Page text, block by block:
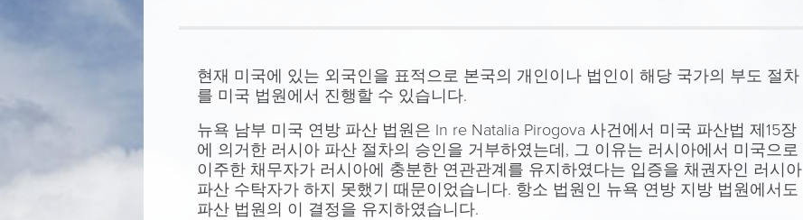
현재 미국에 있는 외국인을 표적으로 본국의 개인이나 법인이 해당 국가의 부도 절차
를 미국 법원에서 진행할 수 있습니다.
뉴욕 남부 미국 연방 파산 법원은 In re Natalia Pirogova 사건에서 미국 파산법 제15장
에 의거한 러시아 파산 절차의 승인을 거부하였는데, 그 이유는 러시아에서 미국으로
이주한 채무자가 러시아에 충분한 연관관계를 유지하였다는 입증을 채권자인 러시아
파산 수탁자가 하지 못했기 때문이었습니다. 항소 법원인 뉴욕 연방 지방 법원에서도
파산 법원의 이 결정을 유지하였습니다.